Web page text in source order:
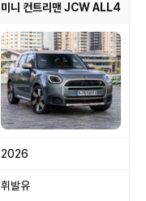
미니 컨트리맨 JCW ALL4
2026
휘발유